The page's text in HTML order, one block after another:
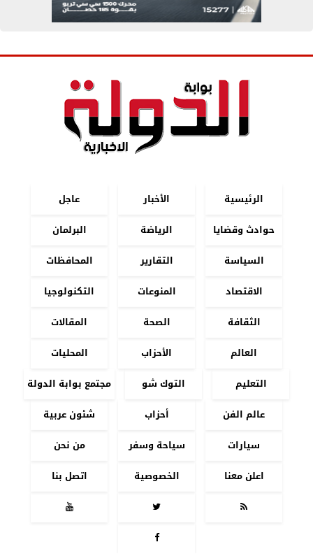
الرئيسية الأخبار
عاجل
حوادث وقضايا
الرياضة
البرلمان
السياسة
التقارير
المحافظات
الاقتصاد
المنوعات
التكنولوجيا
الثقافة
الصحة
المقالات
العالم
الأحزاب
المحليات
التعليم
التوك شو
مجتمع بوابة الدولة
عالم الفن
أحزاب
شئون عربية
سيارات
سياحة وسفر
من نحن
اعلن معنا
الخصوصية
اتصل بنا



